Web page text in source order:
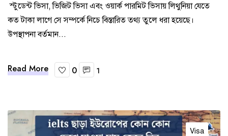
স্টুডেন্ট ভিসা, ভিজিট ভিসা এবং ওয়ার্ক পারমিট ভিসায় লিথুনিয়া যেতে
কত টাকা লাগে সে সম্পর্কে নিচে বিস্তারিত তথ্য তুলে ধরা হয়েছে।
উপস্থাপনা বর্তমান...
Read More 0 1
Visa